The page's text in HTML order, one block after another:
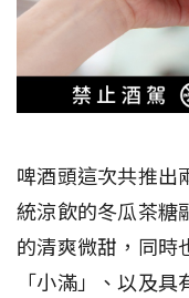
啤酒頭這次共推出
統涼飲的冬瓜茶糖
的清爽微甜，同時
「小滿」、以及